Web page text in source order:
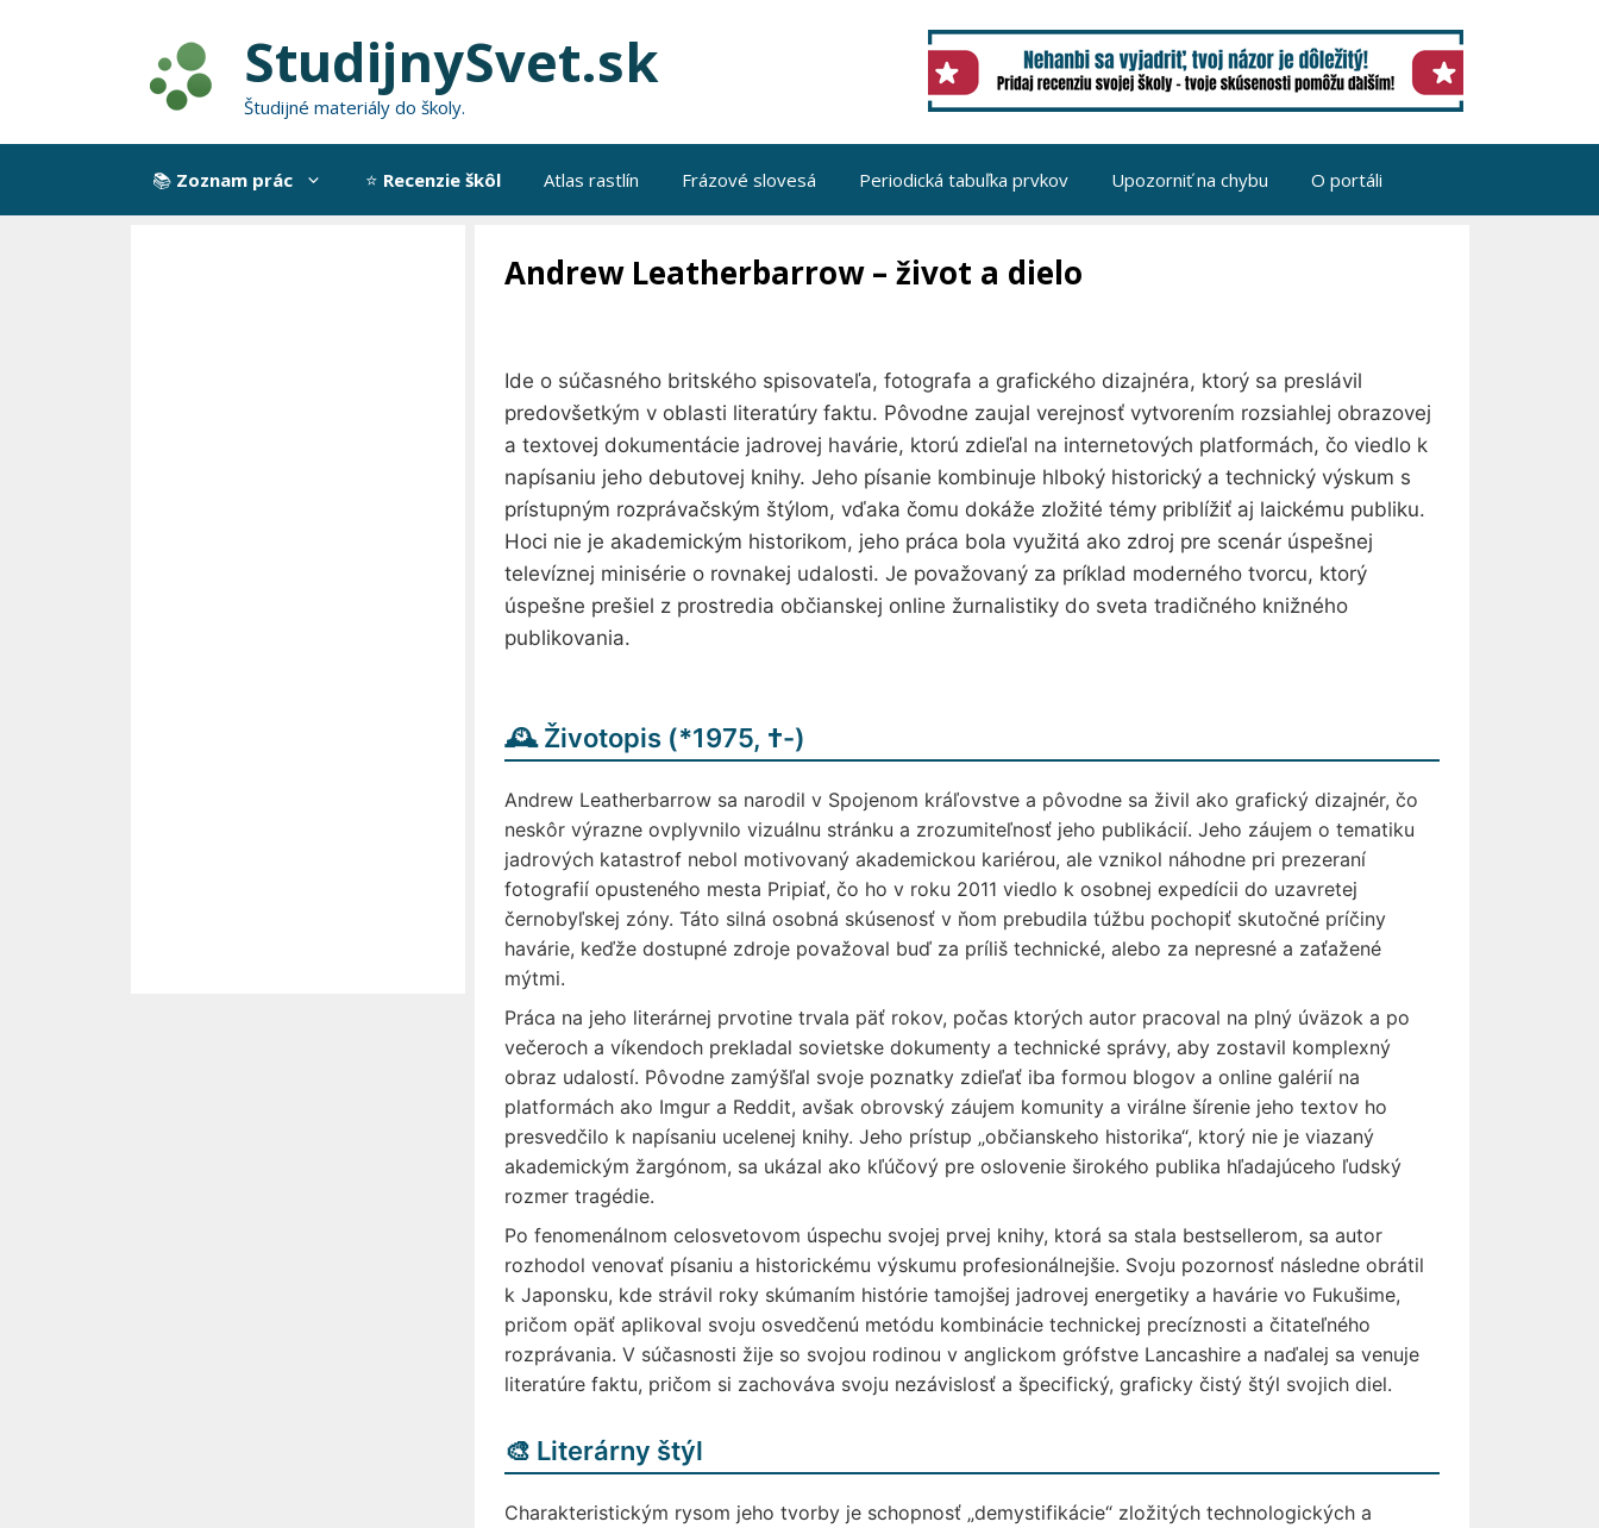
StudijnySvet.sk
Študijné materiály do školy.
📚 Zoznam prác ⭐ Recenzie škôl Atlas rastlín Frázové slovesá Periodická tabuľka prvkov Upozorniť na chybu O portáli
Andrew Leatherbarrow – život a dielo
Ide o súčasného britského spisovateľa, fotografa a grafického dizajnéra, ktorý sa preslávil
predovšetkým v oblasti literatúry faktu. Pôvodne zaujal verejnosť vytvorením rozsiahlej obrazovej
a textovej dokumentácie jadrovej havárie, ktorú zdieľal na internetových platformách, čo viedlo k
napísaniu jeho debutovej knihy. Jeho písanie kombinuje hlboký historický a technický výskum s
prístupným rozprávačským štýlom, vďaka čomu dokáže zložité témy priblížiť aj laickému publiku.
Hoci nie je akademickým historikom, jeho práca bola využitá ako zdroj pre scenár úspešnej
televíznej minisérie o rovnakej udalosti. Je považovaný za príklad moderného tvorcu, ktorý
úspešne prešiel z prostredia občianskej online žurnalistiky do sveta tradičného knižného
publikovania.
🕰️ Životopis (*1975, †-)
Andrew Leatherbarrow sa narodil v Spojenom kráľovstve a pôvodne sa živil ako grafický dizajnér, čo
neskôr výrazne ovplyvnilo vizuálnu stránku a zrozumiteľnosť jeho publikácií. Jeho záujem o tematiku
jadrových katastrof nebol motivovaný akademickou kariérou, ale vznikol náhodne pri prezeraní
fotografií opusteného mesta Pripiať, čo ho v roku 2011 viedlo k osobnej expedícii do uzavretej
černobyľskej zóny. Táto silná osobná skúsenosť v ňom prebudila túžbu pochopiť skutočné príčiny
havárie, keďže dostupné zdroje považoval buď za príliš technické, alebo za nepresné a zaťažené
mýtmi.
Práca na jeho literárnej prvotine trvala päť rokov, počas ktorých autor pracoval na plný úväzok a po
večeroch a víkendoch prekladal sovietske dokumenty a technické správy, aby zostavil komplexný
obraz udalostí. Pôvodne zamýšľal svoje poznatky zdieľať iba formou blogov a online galérií na
platformách ako Imgur a Reddit, avšak obrovský záujem komunity a virálne šírenie jeho textov ho
presvedčilo k napísaniu ucelenej knihy. Jeho prístup „občianskeho historika“, ktorý nie je viazaný
akademickým žargónom, sa ukázal ako kľúčový pre oslovenie širokého publika hľadajúceho ľudský
rozmer tragédie.
Po fenomenálnom celosvetovom úspechu svojej prvej knihy, ktorá sa stala bestsellerom, sa autor
rozhodol venovať písaniu a historickému výskumu profesionálnejšie. Svoju pozornosť následne obrátil
k Japonsku, kde strávil roky skúmaním histórie tamojšej jadrovej energetiky a havárie vo Fukušime,
pričom opäť aplikoval svoju osvedčenú metódu kombinácie technickej precíznosti a čitateľného
rozprávania. V súčasnosti žije so svojou rodinou v anglickom grófstve Lancashire a naďalej sa venuje
literatúre faktu, pričom si zachováva svoju nezávislosť a špecifický, graficky čistý štýl svojich diel.
🎨 Literárny štýl
Charakteristickým rysom jeho tvorby je schopnosť „demystifikácie“ zložitých technologických a